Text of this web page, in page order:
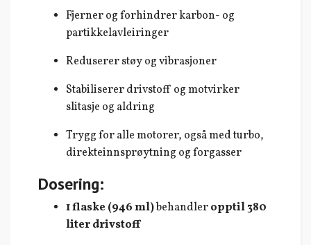
Fjerner og forhindrer karbon- og
partikkelavleiringer
Reduserer støy og vibrasjoner
Stabiliserer drivstoff og motvirker
slitasje og aldring
Trygg for alle motorer, også med turbo,
direkteinnsprøytning og forgasser
Dosering:
1 flaske (946 ml)behandleropptil 380
liter drivstoff